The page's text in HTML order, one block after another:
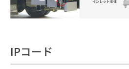
IPコード